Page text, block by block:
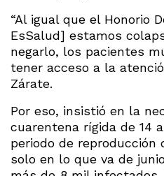
“Al igual que el Honorio
EsSalud] estamos
negarlo, los pacientes
tener acceso a la
Zárate.
Por eso, insistió en la
cuarentena rígida de 14
periodo de reproducción
solo en lo que va de